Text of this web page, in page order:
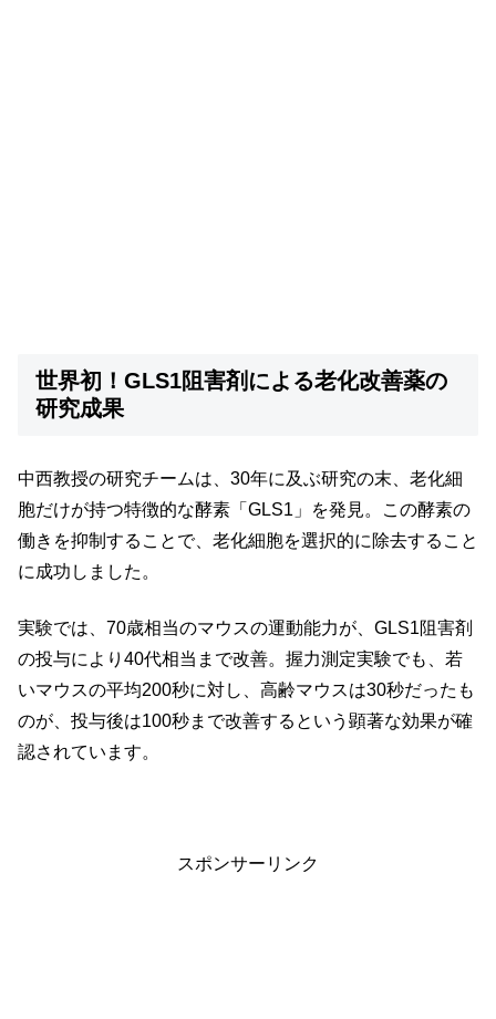
世界初！GLS1阻害剤による老化改善薬の
研究成果
中西教授の研究チームは、30年に及ぶ研究の末、老化細
胞だけが持つ特徴的な酵素「GLS1」を発見。この酵素の
働きを抑制することで、老化細胞を選択的に除去すること
に成功しました。
実験では、70歳相当のマウスの運動能力が、GLS1阻害剤
の投与により40代相当まで改善。握力測定実験でも、若
いマウスの平均200秒に対し、高齢マウスは30秒だったも
のが、投与後は100秒まで改善するという顕著な効果が確
認されています。
スポンサーリンク